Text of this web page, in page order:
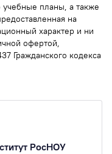
планы, а также
на
характер и ни
офертой,
Гражданского кодекса
РосНОУ